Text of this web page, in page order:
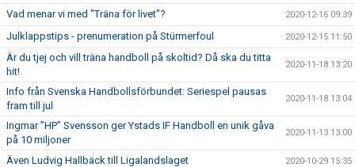
Vad menar vi med "Träna för livet"? 2020-12-16 09:39
Julklappstips - prenumeration på Stürmerfoul 2020-12-15 11:50
Är du tjej och vill träna handboll på skoltid? Då ska du titta
hit!
2020-11-18 13:20
Info från Svenska Handbollsförbundet: Seriespel pausas
fram till jul
2020-11-18 13:04
Ingmar ”HP” Svensson ger Ystads IF Handboll en unik gåva
på 10 miljoner
2020-11-13 13:00
Även Ludvig Hallbäck till Ligalandslaget 2020-10-29 15:35